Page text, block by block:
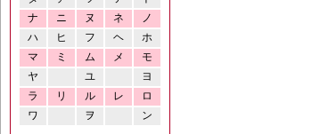
ナ
ニ ヌ ネ
ノ
ハ
ヒ フ ヘ
ホ
マ
ミ ム メ
モ
ヤ
ユ
ヨ
ラ
リ ル レ
ロ
ワ
ヲ ン